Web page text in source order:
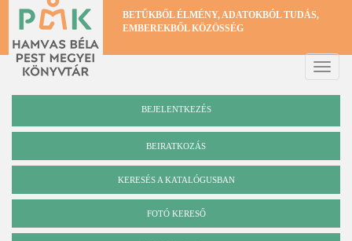
Ugrás
tartalomra
BETŰKBŐL ÉLMÉNY, ADATOKBÓL TUDÁS,
EMBEREKBŐL KÖZÖSSÉG
Toggle
BEJELENTKEZÉS
BEIRATKOZÁS
Katalógus
KERESÉS A KATALÓGUSBAN
FOTÓ KERESŐ